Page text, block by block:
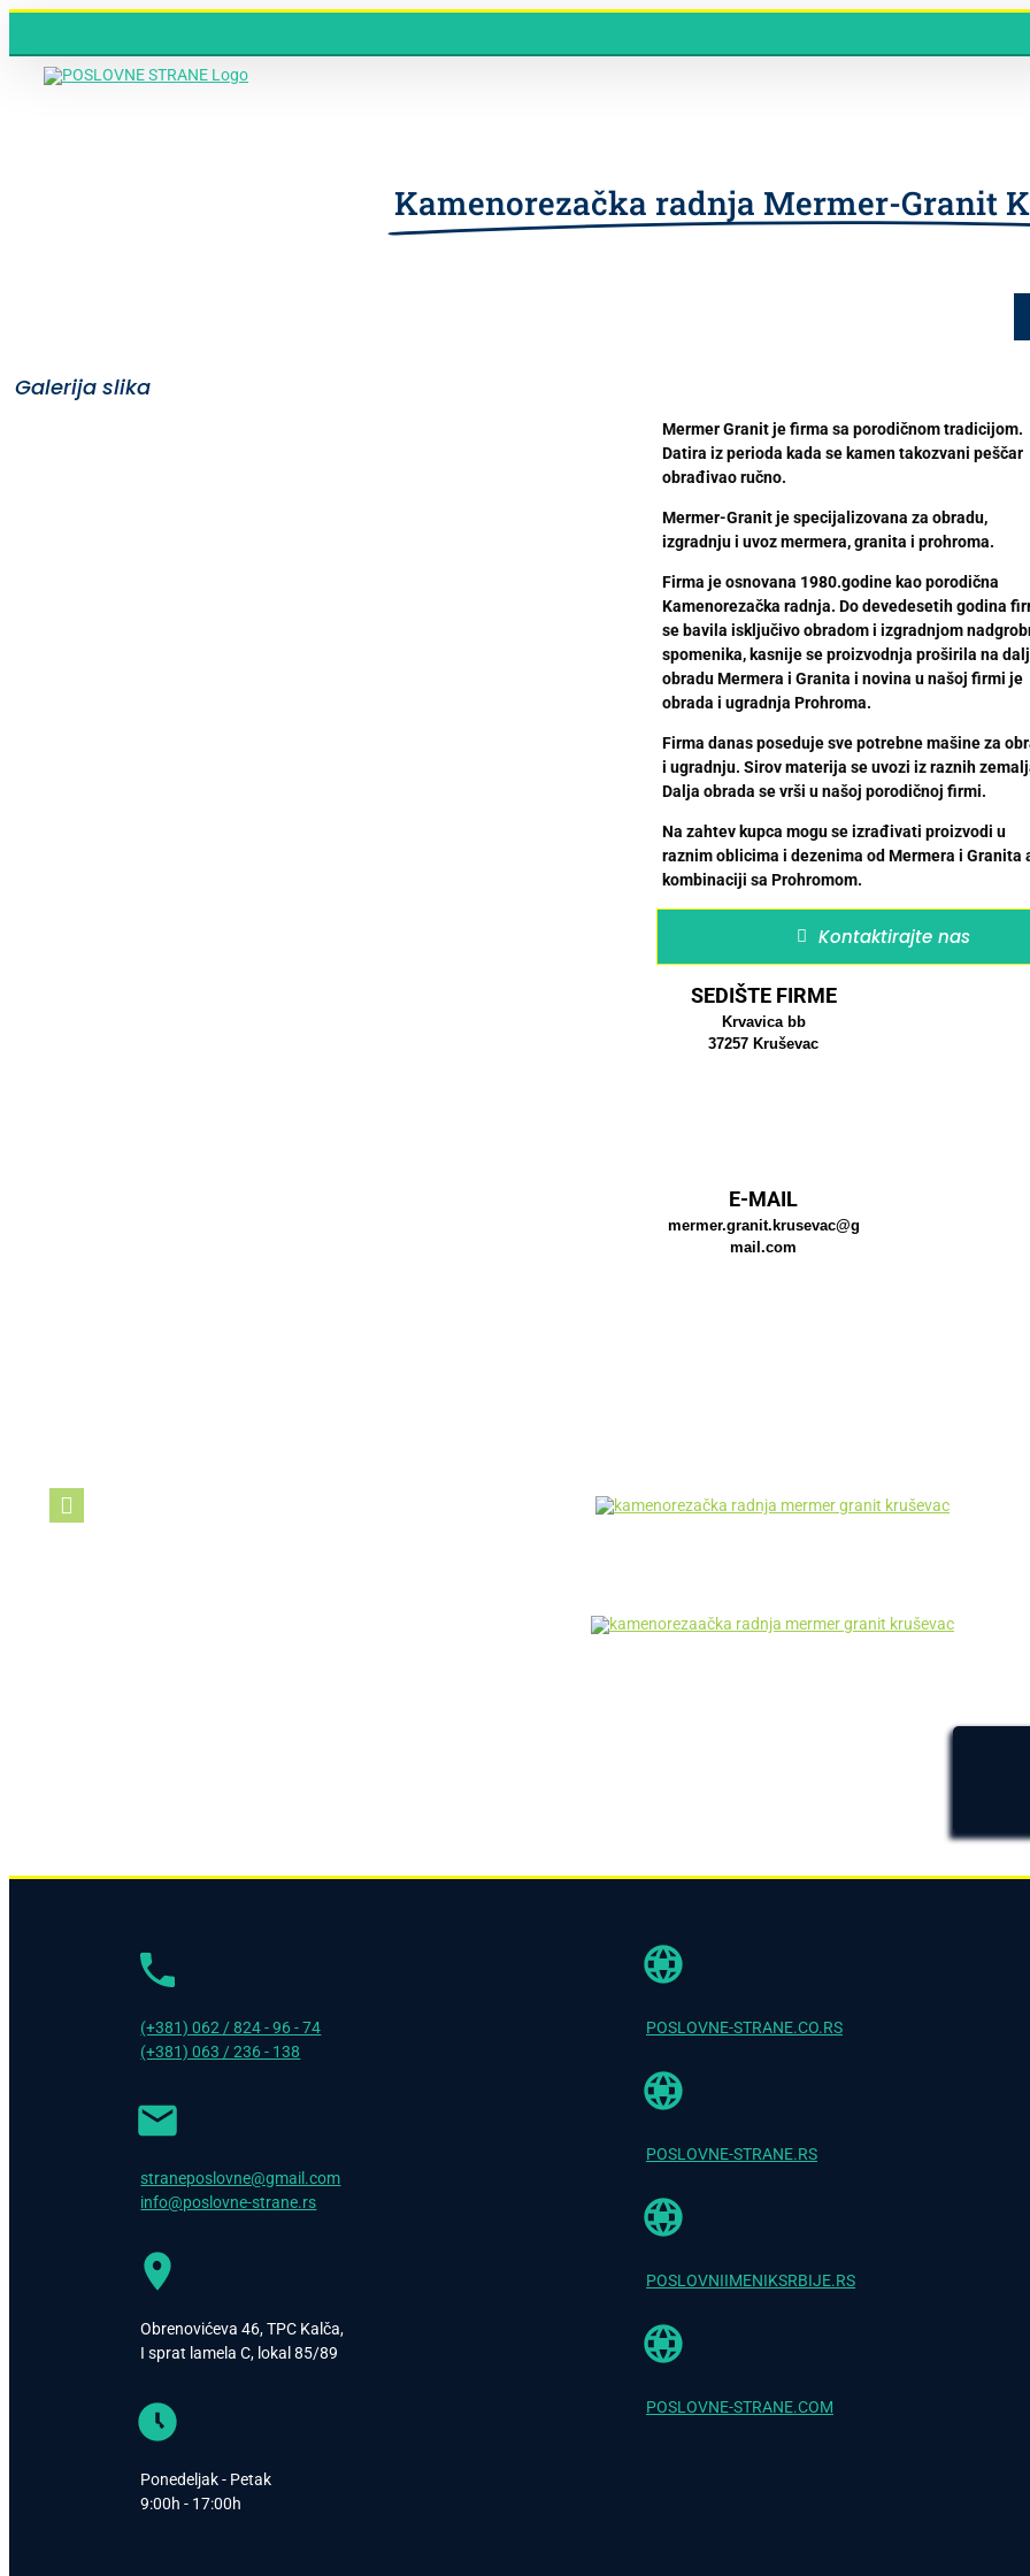
content
Kamenorezačka radnja Mermer-Granit
Galerija slika
Mermer Granit je firma sa porodičnom tradicijom.
Datira iz perioda kada se kamen takozvani peščar
obrađivao ručno.
Mermer-Granit je specijalizovana za obradu,
izgradnju i uvoz mermera, granita i prohroma.
Firma je osnovana 1980.godine kao porodična
Kamenorezačka radnja. Do devedesetih godina
se bavila isključivo obradom i izgradnjom
spomenika, kasnije se proizvodnja proširila na
obradu Mermera i Granita i novina u našoj firmi je
obrada i ugradnja Prohroma.
Firma danas poseduje sve potrebne mašine za
i ugradnju. Sirov materija se uvozi iz raznih
Dalja obrada se vrši u našoj porodičnoj firmi.
Na zahtev kupca mogu se izrađivati proizvodi u
raznim oblicima i dezenima od Mermera i Granita
kombinaciji sa Prohromom.
Kontaktirajte nas
SEDIŠTE FIRME
Krvavica bb
37257 Kruševac
E-MAIL
mermer.granit.krusevac@g
mail.com
(+381) 062 / 824 - 96 - 74
(+381) 063 / 236 - 138
straneposlovne@gmail.com
info@poslovne-strane.rs
Obrenovićeva 46, TPC Kalča,
I sprat lamela C, lokal 85/89
Ponedeljak - Petak
9:00h - 17:00h
POSLOVNE-STRANE.CO.RS
POSLOVNE-STRANE.RS
POSLOVNIIMENIKSRBIJE.RS
POSLOVNE-STRANE.COM